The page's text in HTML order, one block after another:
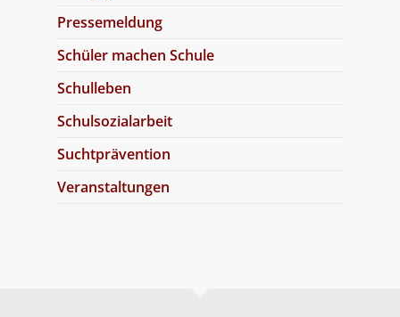
Pressemeldung
Schüler machen Schule
Schulleben
Schulsozialarbeit
Suchtprävention
Veranstaltungen